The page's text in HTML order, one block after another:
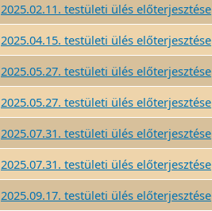
2025.02.11. testületi ülés előterjesztése
2025.04.15. testületi ülés előterjesztése
2025.05.27. testületi ülés előterjesztése
2025.05.27. testületi ülés előterjesztése
2025.07.31. testületi ülés előterjesztése
2025.07.31. testületi ülés előterjesztése
2025.09.17. testületi ülés előterjesztése